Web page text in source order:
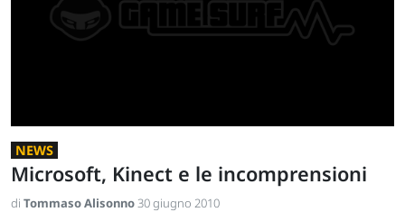
NEWS
Microsoft, Kinect e le incomprensioni
di Tommaso Alisonno30 giugno 2010